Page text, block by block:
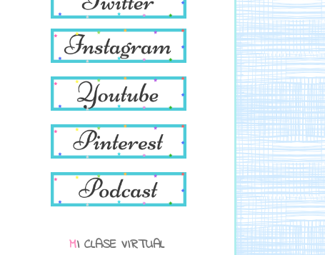
MI CLASE VIRTUAL